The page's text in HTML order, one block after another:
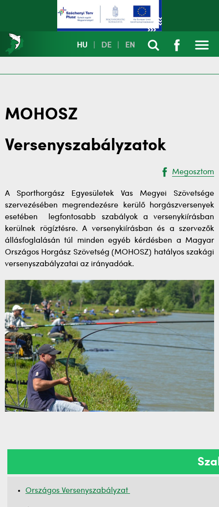
HU DE EN
MOHOSZ
Versenyszabályzatok
Megosztom
A Sporthorgász Egyesületek Vas Megyei Szövetsége
szervezésében megrendezésre kerülő horgászversenyek
esetében legfontosabb szabályok a versenykiírásban
kerülnek rögíztésre. A versenykiírásban és a szervezők
állásfoglalásán túl minden egyéb kérdésben a Magyar
Országos Horgász Szövetség (MOHOSZ) hatályos szakági
versenyszabályzatai az irányadóak.
Országos Versenyszabályzat